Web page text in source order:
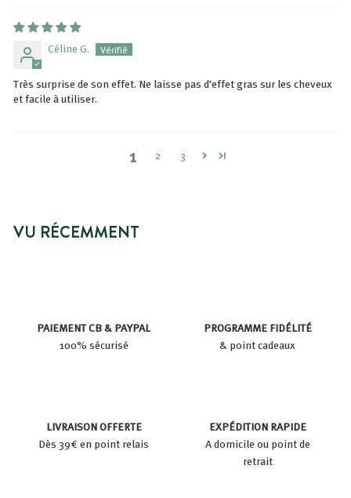
Céline G.
Très surprise de son effet. Ne laisse pas d'effet gras sur les cheveux
et facile à utiliser.
1 2 3
VU RÉCEMMENT
PAIEMENT CB & PAYPAL
100% sécurisé
PROGRAMME FIDÉLITÉ
& point cadeaux
LIVRAISON OFFERTE
Dès 39€ en point relais
EXPÉDITION RAPIDE
A domicile ou point de
retrait